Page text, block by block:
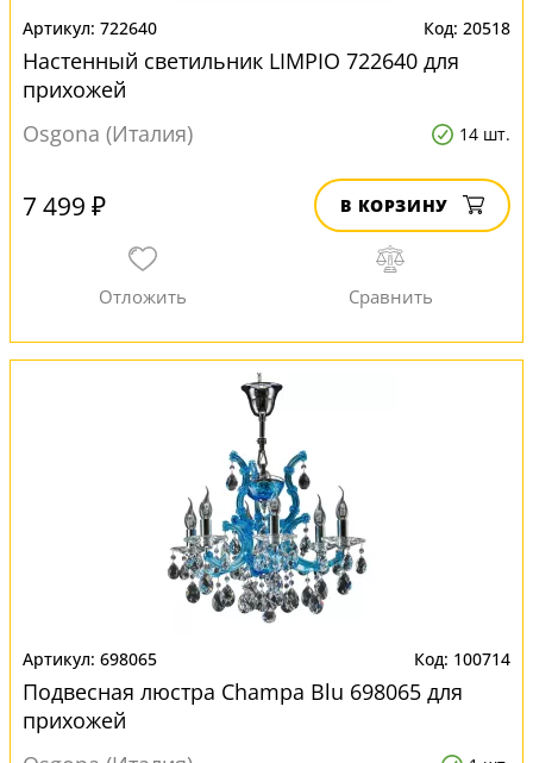
722640 20518
Настенный светильник LIMPIO 722640 для
прихожей
Osgona (Италия)
14 шт.
7 499 ₽ В КОРЗИНУ
698065 100714
Подвесная люстра Champa Blu 698065 для
прихожей